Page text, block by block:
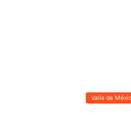
Valle de